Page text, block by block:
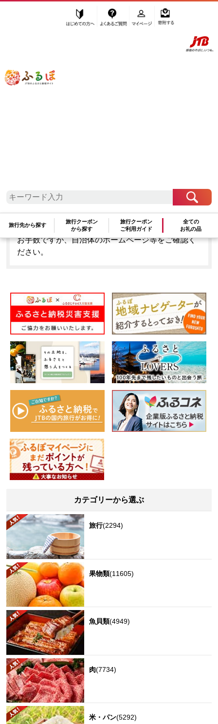
ふるぽ JTBのふるさと納税サイト
旅行先から探す
旅行クーポン
から探す
旅行クーポン
ご利用ガイド
全ての
お礼の品
「栃木県那須町」はふるぽからお申込みをすること
はできません。
お手数ですが、自治体のホームページ等をご確認く
ださい。
カテゴリーから選ぶ
旅行(2294)
果物類(11605)
魚貝類(4949)
肉(7734)
米・パン(5292)